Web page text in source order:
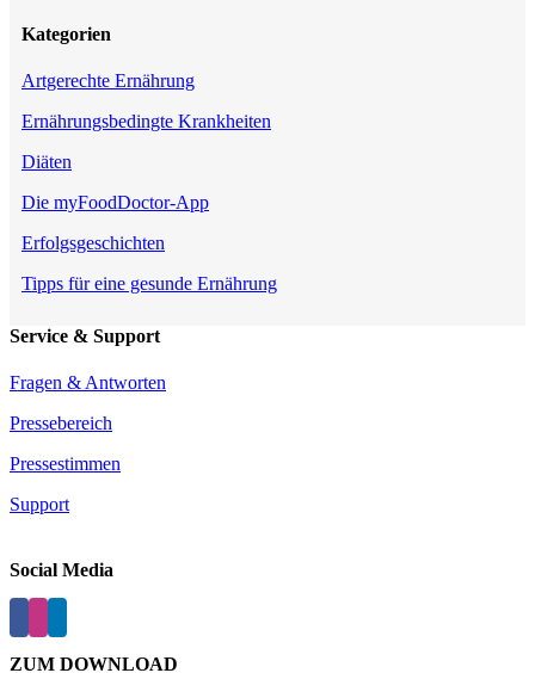
Kategorien
Artgerechte Ernährung
Ernährungsbedingte Krankheiten
Diäten
Die myFoodDoctor-App
Erfolgsgeschichten
Tipps für eine gesunde Ernährung
Service & Support
Fragen & Antworten
Pressebereich
Pressestimmen
Support
Social Media
ZUM DOWNLOAD